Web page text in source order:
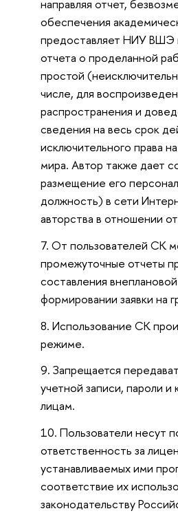
направляя отчет,
обеспечения
предоставляет НИУ ВШЭ
отчета о проделанной
простой
числе, для
распространения и
сведения на весь срок
исключительного права
мира. Автор также дает
размещение его
должность) в сети
авторства в отношении
От пользователей СК
промежуточные отчеты
составления
формировании заявки на
Использование СК
режиме.
Запрещается
учетной записи, пароли
лицам.
Пользователи несут
ответственность за
устанавливаемых ими
соответствие их
законодательству